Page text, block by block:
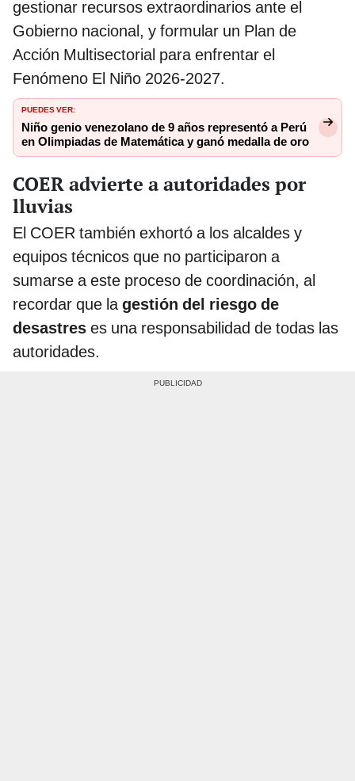
gestionar recursos extraordinarios ante el
Gobierno nacional, y formular un Plan de
Acción Multisectorial para enfrentar el
Fenómeno El Niño 2026-2027.
PUEDES VER:
Niño genio venezolano de 9 años representó a Perú
en Olimpiadas de Matemática y ganó medalla de oro
COER advierte a autoridades por
lluvias
El COER también exhortó a los alcaldes y
equipos técnicos que no participaron a
sumarse a este proceso de coordinación, al
recordar que lagestión del riesgo de
desastres es una responsabilidad de todas las
autoridades.